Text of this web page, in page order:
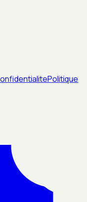
Politique